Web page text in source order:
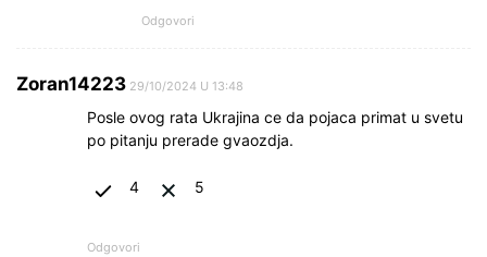
Odgovori
Zoran14223 29/10/2024 U 13:48
Posle ovog rata Ukrajina ce da pojaca primat u svetu
po pitanju prerade gvaozdja.
4 5
Odgovori